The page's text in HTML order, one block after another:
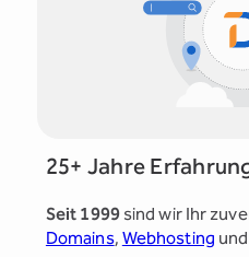
25+ Jahre
Seit 1999 sind wir Ihr
Domains, Webhosting